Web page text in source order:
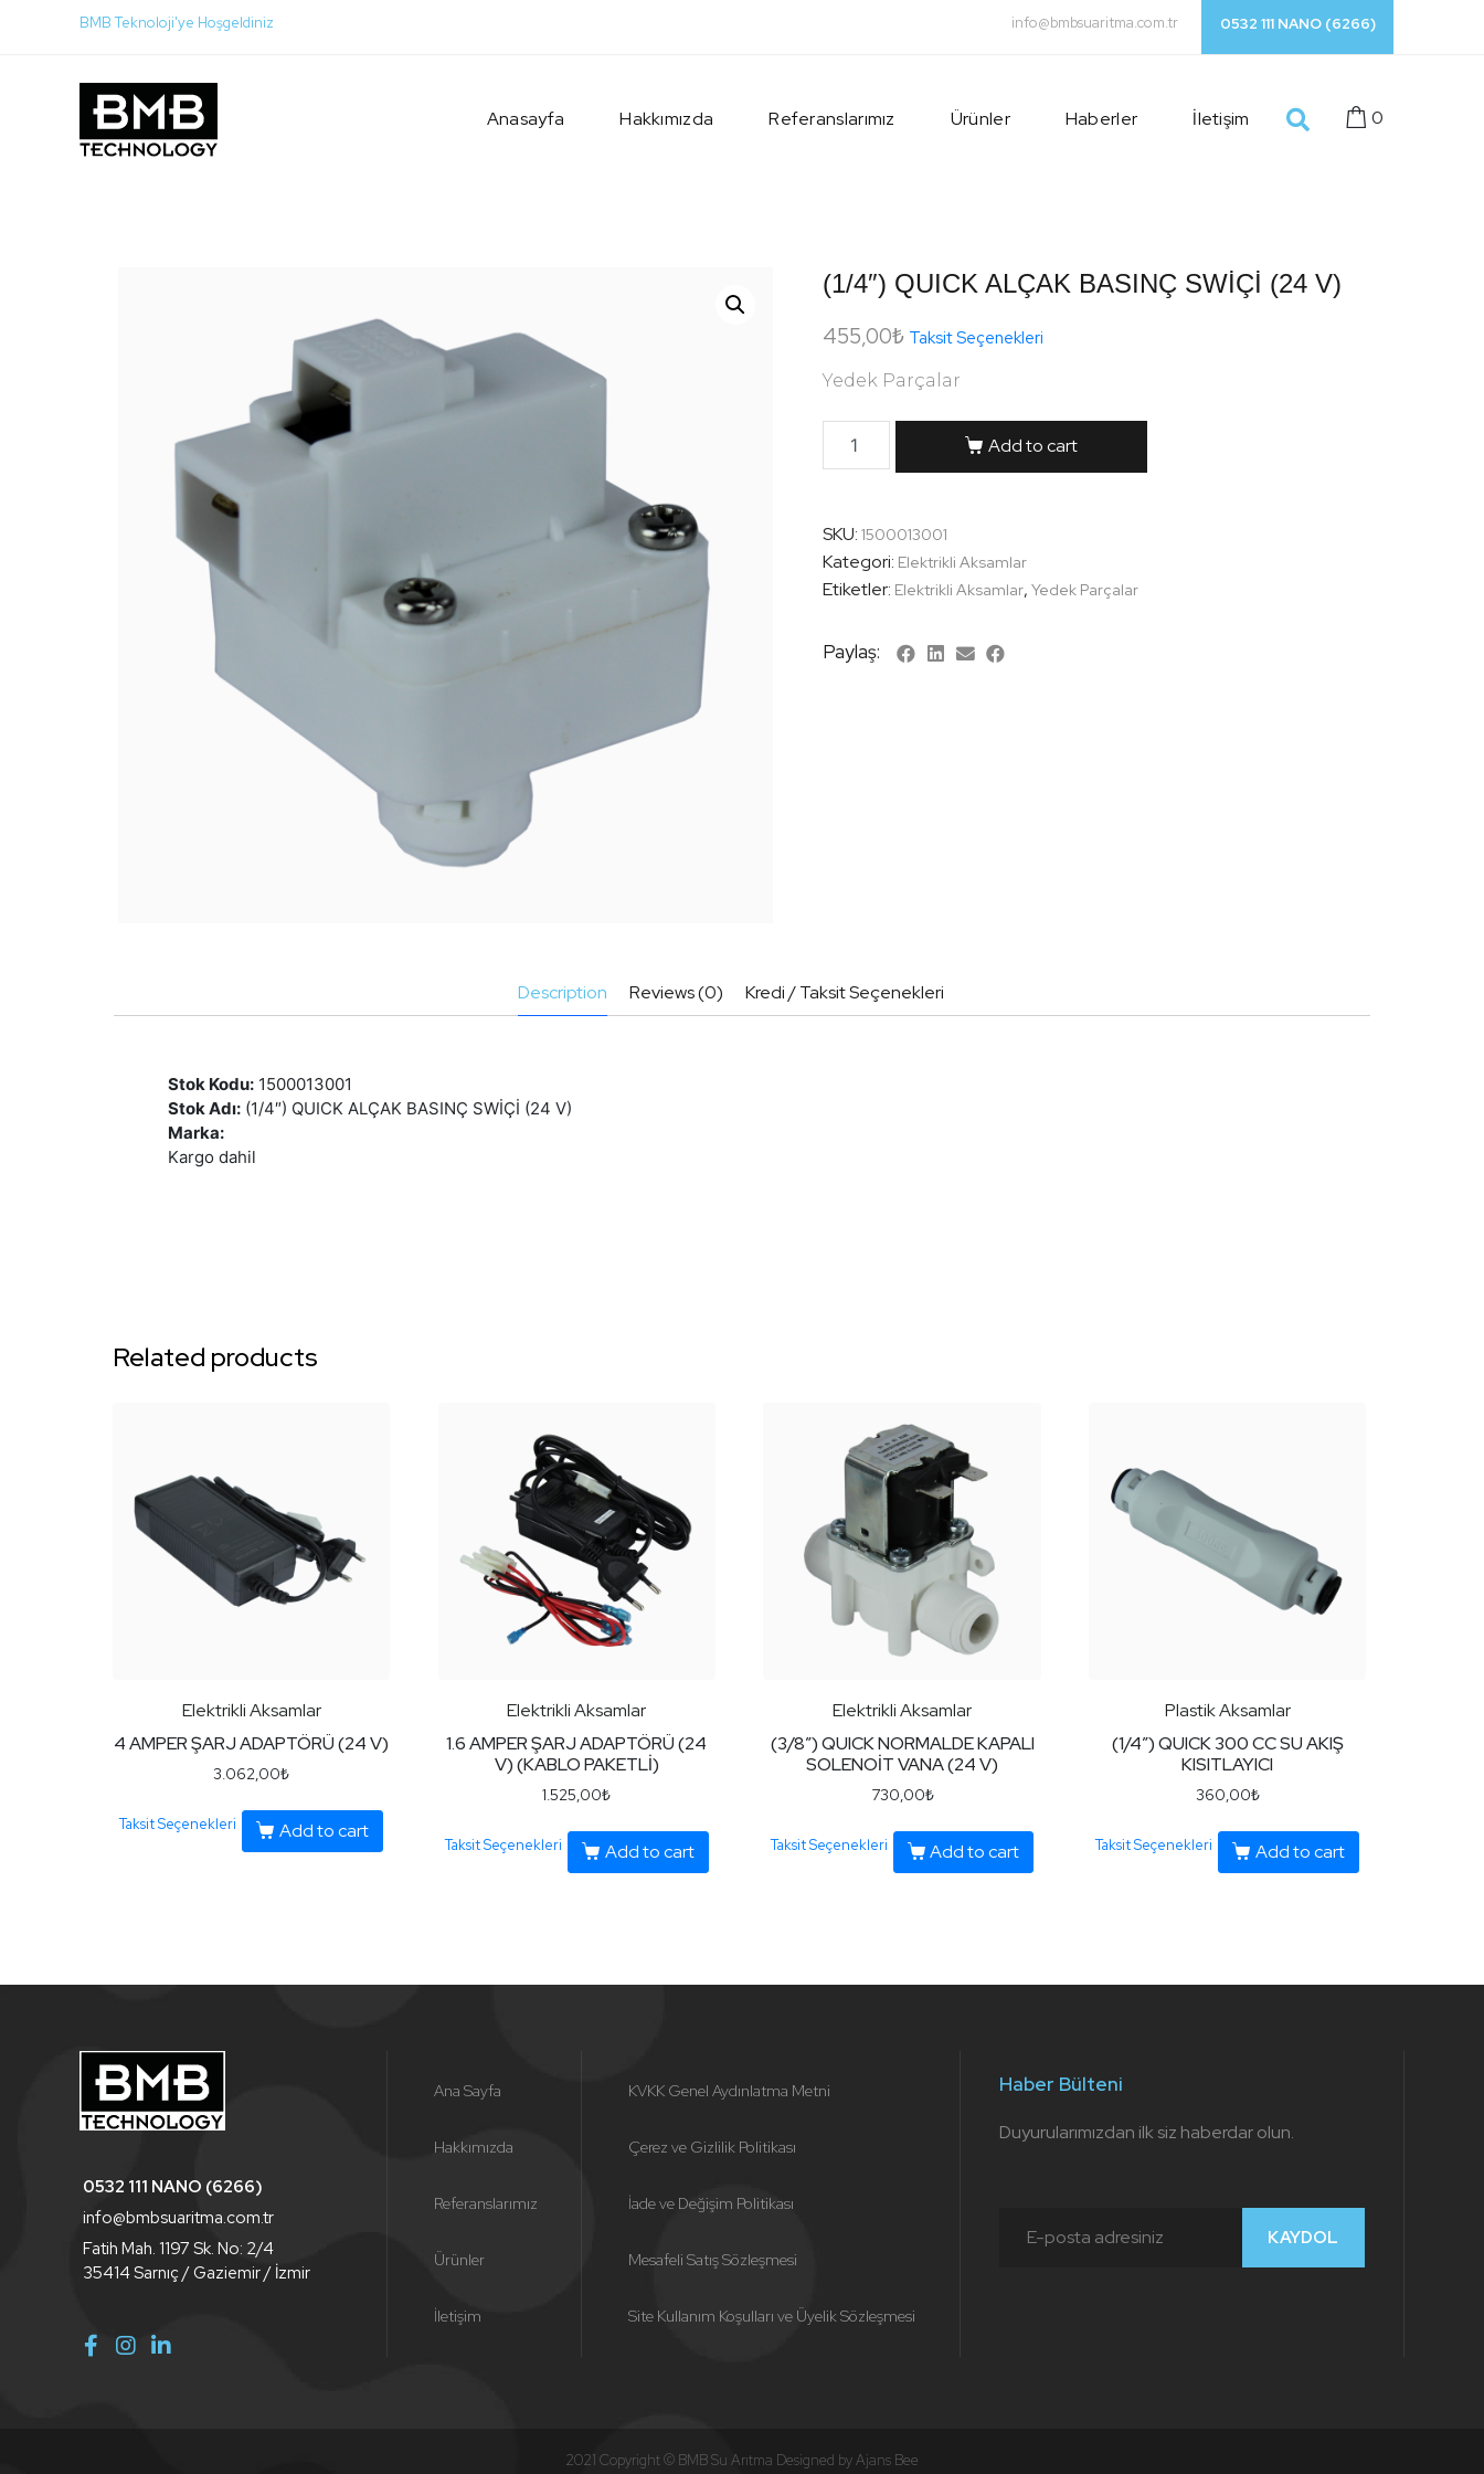
BMB Teknoloji'ye Hoşgeldiniz info@bmbsuaritma.com.tr 0532 111 NANO (6266)
Anasayfa Hakkımızda Referanslarımız Ürünler Haberler İletişim 0
(1/4″) QUICK ALÇAK BASINÇ SWİÇİ (24 V)
455,00₺ Taksit Seçenekleri
Yedek Parçalar
Add to cart
SKU: 1500013001
Kategori: Elektrikli Aksamlar
Etiketler: Elektrikli Aksamlar,Yedek Parçalar
Paylaş:
Description Reviews (0) Kredi / Taksit Seçenekleri
Stok Kodu: 1500013001
Stok Adı: (1/4″) QUICK ALÇAK BASINÇ SWİÇİ (24 V)
Marka:
Kargo dahil
Related products
Elektrikli Aksamlar
4 AMPER ŞARJ ADAPTÖRÜ (24 V)
3.062,00₺
Taksit Seçenekleri Add to cart
Elektrikli Aksamlar
1.6 AMPER ŞARJ ADAPTÖRÜ (24
V) (KABLO PAKETLİ)
1.525,00₺
Taksit Seçenekleri Add to cart
Elektrikli Aksamlar
(3/8”) QUICK NORMALDE KAPALI
SOLENOİT VANA (24 V)
730,00₺
Taksit Seçenekleri Add to cart
Plastik Aksamlar
(1/4″) QUICK 300 CC SU AKIŞ
KISITLAYICI
360,00₺
Taksit Seçenekleri Add to cart
0532 111 NANO (6266)
info@bmbsuaritma.com.tr
Fatih Mah. 1197 Sk. No: 2/4
35414 Sarnıç / Gaziemir / İzmir
Ana Sayfa
Hakkımızda
Referanslarımız
Ürünler
İletişim
KVKK Genel Aydınlatma Metni
Çerez ve Gizlilik Politikası
İade ve Değişim Politikası
Mesafeli Satış Sözleşmesi
Site Kullanım Koşulları ve Üyelik Sözleşmesi
Haber Bülteni
Duyurularımızdan ilk siz haberdar olun.
KAYDOL
2021 Copyright © BMB Su Arıtma Designed byAjans Bee